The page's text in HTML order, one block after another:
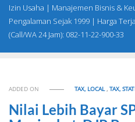
Izin Usaha | Manajemen Bisnis &
Pengalaman Sejak 1999 | Harga
(Call/WA 24 Jam): 082-11-22-900-33
ADDED ON TAX, LOCAL,TAX,
Nilai Lebih Bayar